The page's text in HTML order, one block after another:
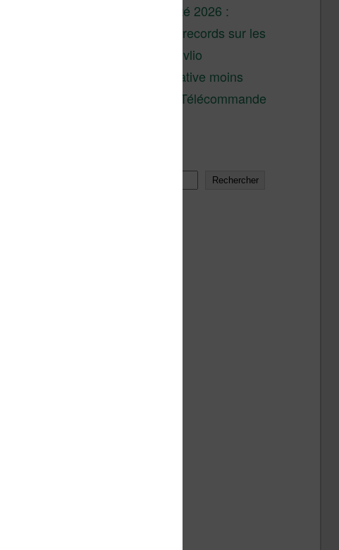
Soldes d’été 2026 :
réductions records sur les
liseuses Kobo et Vivlio
Une alternative moins
chère à la Télécommande
Rechercher